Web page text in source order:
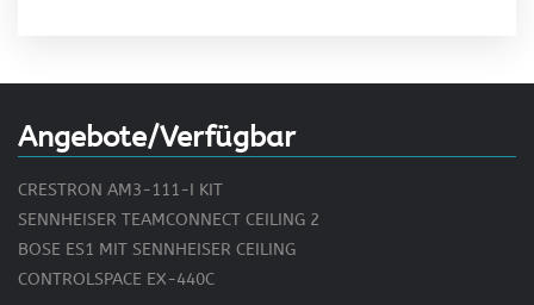
Angebote/Verfügbar
CRESTRON AM3-111-I KIT
SENNHEISER TEAMCONNECT CEILING 2
BOSE ES1 MIT SENNHEISER CEILING
CONTROLSPACE EX-440C